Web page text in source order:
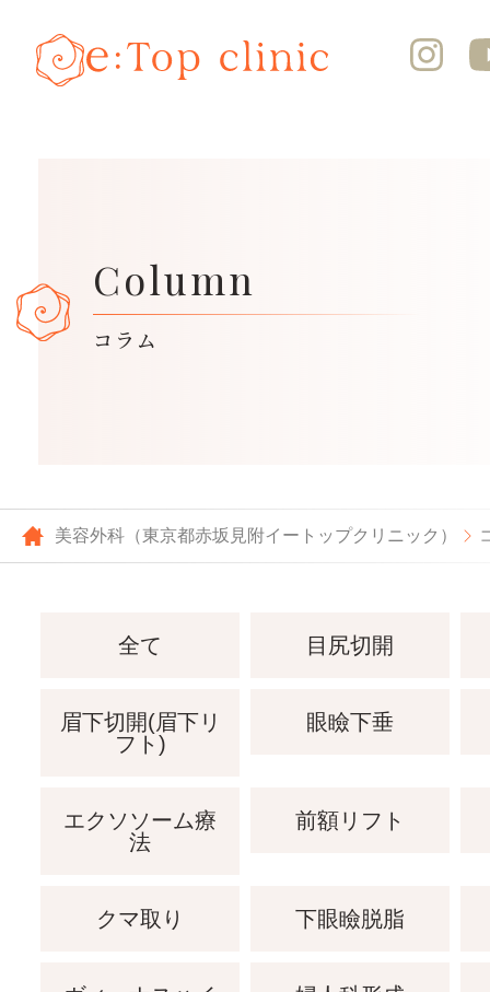
コラム
Column
美容外科（東京都赤坂見附イートップクリニック）
全て 目尻切開
眉下切開(眉下リ
フト)
眼瞼下垂
エクソソーム療
法
前額リフト
クマ取り 下眼瞼脱脂